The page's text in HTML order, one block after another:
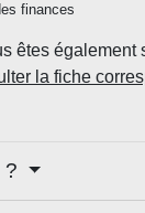
finances
êtes
la fiche
?